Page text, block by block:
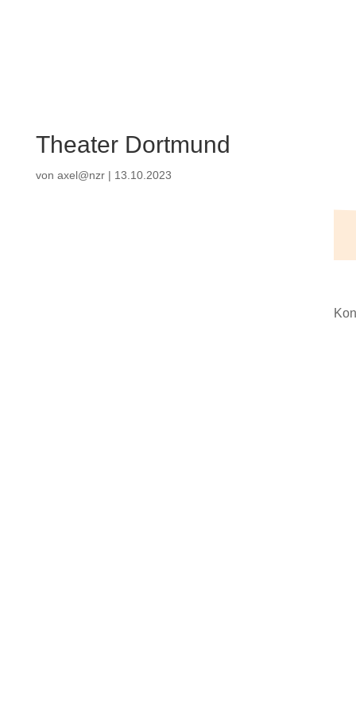
Theater Dortmund
von axel@nzr| 13.10.2023